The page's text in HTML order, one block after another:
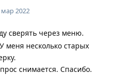
мар 2022
сверять через меню.
несколько старых
снимается. Спасибо.